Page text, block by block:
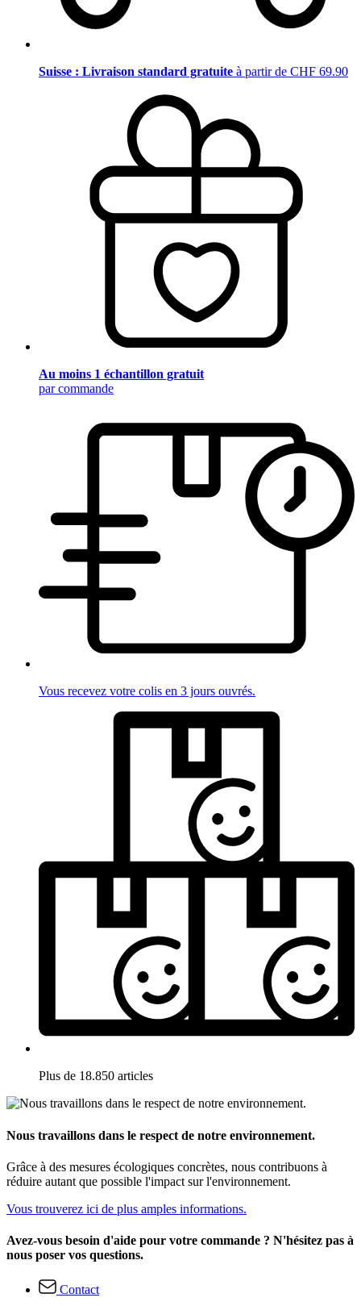
Suisse : Livraison standard gratuite à partir de CHF 69.90
Au moins 1 échantillon gratuit
par commande
Vous recevez votre colis en 3 jours ouvrés.
Plus de 18.850 articles
Nous travaillons dans le respect de notre environnement.
Grâce à des mesures écologiques concrètes, nous contribuons à
réduire autant que possible l'impact sur l'environnement.
Vous trouverez ici de plus amples informations.
Avez-vous besoin d'aide pour votre commande ? N'hésitez pas à
nous poser vos questions.
Contact